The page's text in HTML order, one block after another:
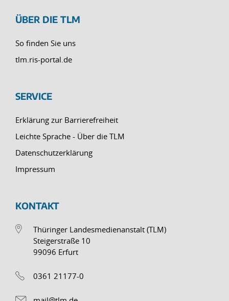
ÜBER DIE TLM
So finden Sie uns
tlm.ris-portal.de
SERVICE
Erklärung zur Barrierefreiheit
Leichte Sprache - Über die TLM
Datenschutzerklärung
Impressum
KONTAKT
Thüringer Landesmedienanstalt (TLM)
Steigerstraße 10
99096 Erfurt
0361 21177-0